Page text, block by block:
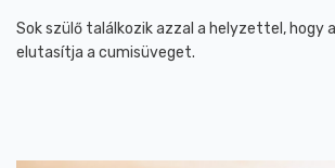
Sok szülő találkozik azzal a helyzettel, hogy
elutasítja a cumisüveget.